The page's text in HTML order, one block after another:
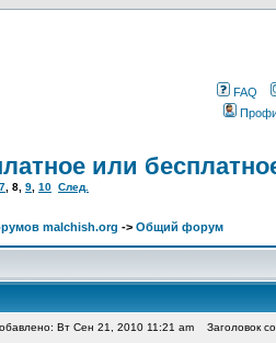
FAQ
или
7 8 9 10 След.
malchish.org -> Общий форум
Вт Сен 21, 2010 11:21 am Заголовок